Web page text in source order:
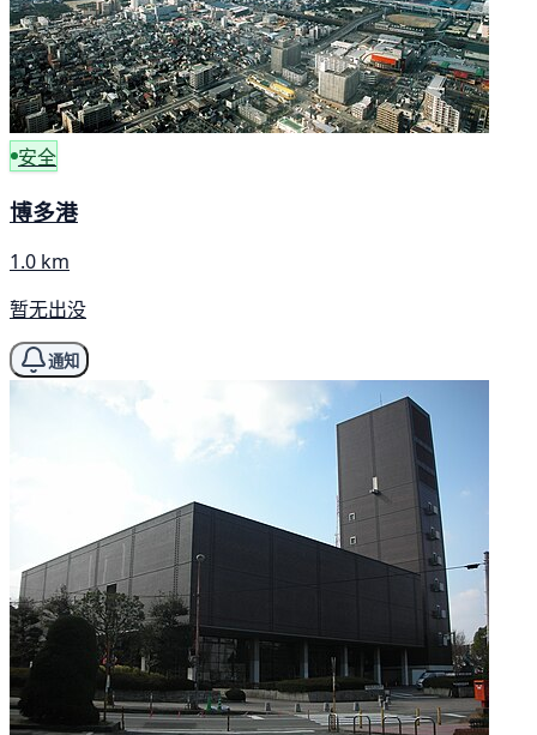
安全
博多港
1.0 km
暂无出没
通知